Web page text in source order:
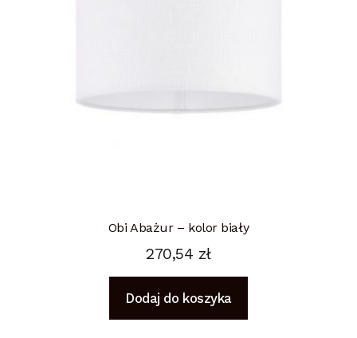
Obi Abażur – kolor biały
270,54 zł
Dodaj do koszyka